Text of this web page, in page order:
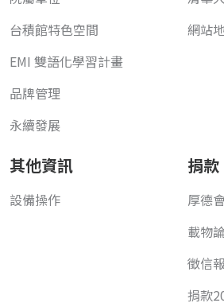
台積館特色空間
EMI 雙語化學習計畫
品牌管理
永續發展
網站
其他資訊
設備操作
捐款
厚德
載物
徵信
捐款